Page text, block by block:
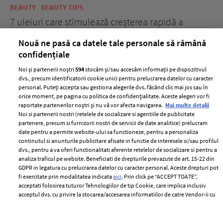
BEAUTY BEAUTY TIPS
7 uleiuri care stimulează creșterea rapidă a
ELLE Style Awards
2024
Despre ELLE
Romania
Contact
Abonamente
Termeni si conditii
Politica de
confidențialitate
Politica de cookies
Publicitate
Nouă ne pasă ca datele tale personale să rămână
confidențiale
Noi și partenerii noștri594stocăm și/sau accesăm informații pe dispozitivul
dvs., precum identificatorii cookie unici pentru prelucrarea datelor cu caracter
personal. Puteți accepta sau gestiona alegerile dvs. făcând clic mai jos sau în
orice moment, pe pagina cu politica de confidențialitate. Aceste alegeri vor fi
raportate partenerilor noștri și nu vă vor afecta navigarea. Mai multe detalii
Noi si partenerii nostri (retelele de socializare si agentiile de publicitate
partenere, precum si furnizorii nostri de servicii de date analitice) prelucram
date pentru a permite website-ului sa functioneze, pentru a personaliza
continutul si anunturile publicitare afisate in functie de interesele si/sau profilul
dvs., pentru a va oferi functionalitati aferente retelelor de socializare si pentru a
analiza traficul pe website. Beneficiati de drepturile prevazute de art. 15-22 din
GDPR in legatura cu prelucrarea datelor cu caracter personal. Aceste drepturi pot
fi exercitate prin modalitatea indicataaici. Prin click pe “ACCEPT TOATE”,
acceptati folosirea tuturor Tehnologiilor de tip Cookie, care implica inclusiv
acceptul dvs. cu privire la stocarea/accesarea informatiilor de catre Vendor-ii cu